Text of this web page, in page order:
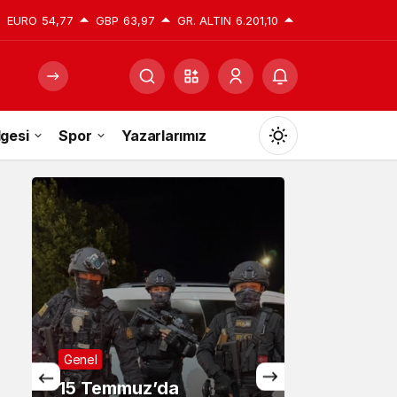
EURO 54,77 GBP 63,97 GR. ALTIN 6.201,10
Spor Yazarlarımız
Mod
değiştir
Gündüz Modu
Gündüz modunu seçin.
Gece Modu
Gece modunu seçin.